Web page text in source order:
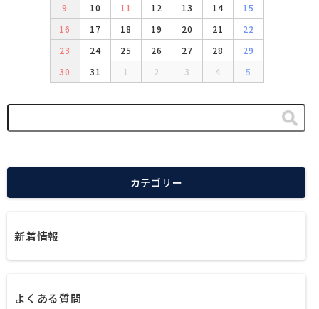
9
10 11 12 13 14
15
16
17 18 19 20 21
22
23
24 25 26 27 28
29
30
31 1 2 3 4 5
カテゴリー
新着情報
よくある質問